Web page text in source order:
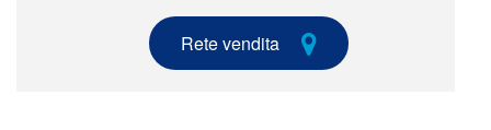
Rete vendita